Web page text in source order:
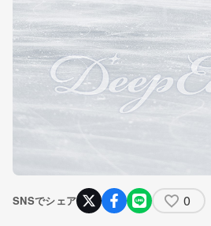
SNSでシェア 0